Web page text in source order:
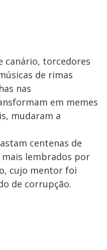
canário, torcedores
de rimas
nas
em memes
mudaram a
centenas de
mais lembrados por
cujo mentor foi
de corrupção.